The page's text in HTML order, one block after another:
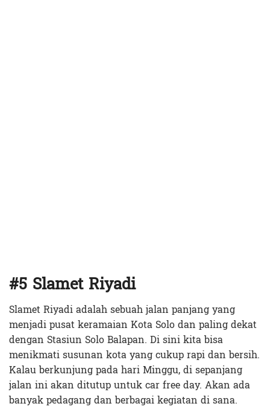
#5 Slamet Riyadi
Slamet Riyadi adalah sebuah jalan panjang yang
menjadi pusat keramaian Kota Solo dan paling dekat
dengan Stasiun Solo Balapan. Di sini kita bisa
menikmati susunan kota yang cukup rapi dan bersih.
Kalau berkunjung pada hari Minggu, di sepanjang
jalan ini akan ditutup untuk car free day. Akan ada
banyak pedagang dan berbagai kegiatan di sana.